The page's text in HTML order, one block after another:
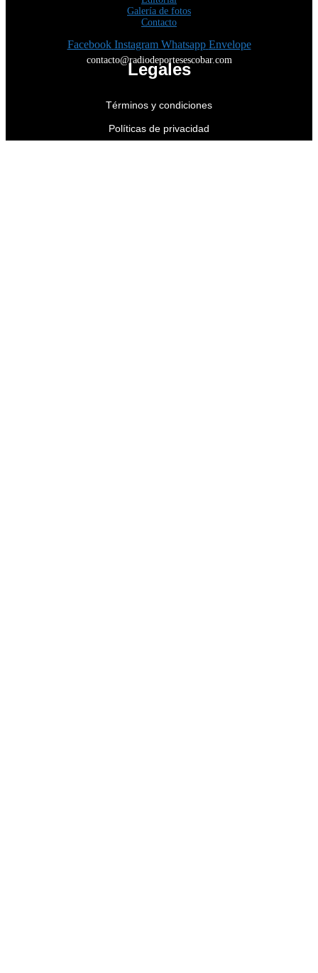
Galería de fotos
Contacto
Facebook Instagram Whatsapp Envelope
contacto@radiodeportesescobar.com
Legales
Términos y condiciones
Políticas de privacidad